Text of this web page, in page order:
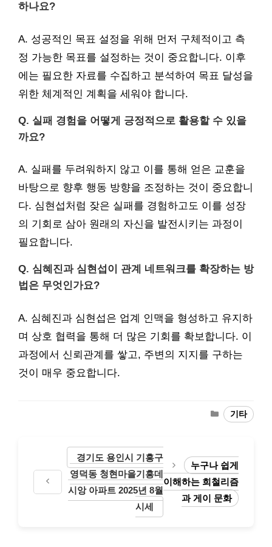
하나요?
A. 성공적인 목표 설정을 위해 먼저 구체적이고 측
정 가능한 목표를 설정하는 것이 중요합니다. 이후
에는 필요한 자료를 수집하고 분석하여 목표 달성을
위한 체계적인 계획을 세워야 합니다.
Q. 실패 경험을 어떻게 긍정적으로 활용할 수 있을
까요?
A. 실패를 두려워하지 않고 이를 통해 얻은 교훈을
바탕으로 향후 행동 방향을 조정하는 것이 중요합니
다. 심현섭처럼 잦은 실패를 경험하고도 이를 성장
의 기회로 삼아 원래의 자신을 발전시키는 과정이
필요합니다.
Q. 심혜진과 심현섭이 관계 네트워크를 확장하는 방
법은 무엇인가요?
A. 심혜진과 심현섭은 업계 인맥을 형성하고 유지하
며 상호 협력을 통해 더 많은 기회를 확보합니다. 이
과정에서 신뢰관계를 쌓고, 주변의 지지를 구하는
것이 매우 중요합니다.
Categories
기타
경기도 용인시 기흥구
영덕동 청현마을기흥데
시앙 아파트 2025년 8월
시세
누구나 쉽게
이해하는 희철리즘
과 게이 문화